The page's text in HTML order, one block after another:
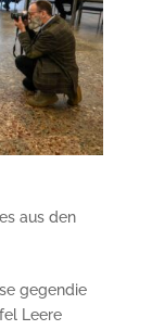
aus den
gegendie
Leere